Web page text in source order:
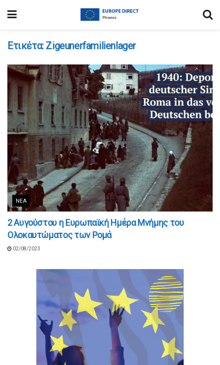
Ετικέτα: Zigeunerfamilienlager
ΝΈΑ
2 Αυγούστου η Ευρωπαϊκή Ημέρα Μνήμης του
Ολοκαυτώματος των Ρομά
02/08/2023